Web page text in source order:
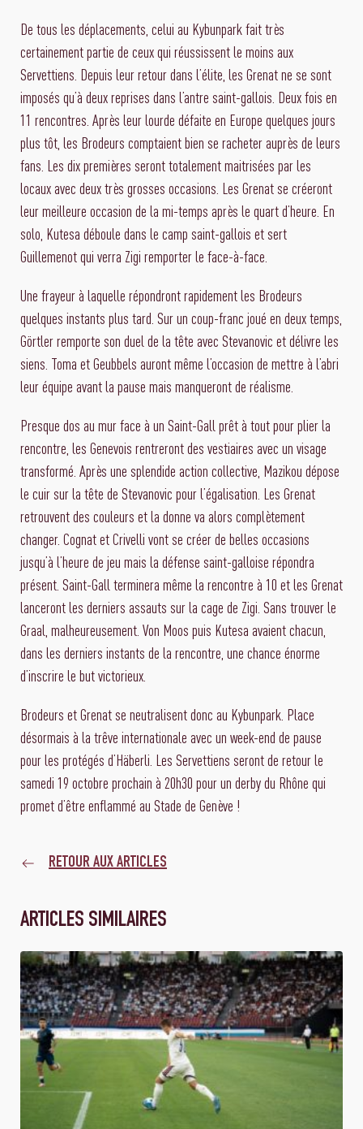
De tous les déplacements, celui au Kybunpark fait très
certainement partie de ceux qui réussissent le moins aux
Servettiens. Depuis leur retour dans l’élite, les Grenat ne se sont
imposés qu’à deux reprises dans l’antre saint-gallois. Deux fois en
11 rencontres. Après leur lourde défaite en Europe quelques jours
plus tôt, les Brodeurs comptaient bien se racheter auprès de leurs
fans. Les dix premières seront totalement maitrisées par les
locaux avec deux très grosses occasions. Les Grenat se créeront
leur meilleure occasion de la mi-temps après le quart d’heure. En
solo, Kutesa déboule dans le camp saint-gallois et sert
Guillemenot qui verra Zigi remporter le face-à-face.
Une frayeur à laquelle répondront rapidement les Brodeurs
quelques instants plus tard. Sur un coup-franc joué en deux temps,
Görtler remporte son duel de la tête avec Stevanovic et délivre les
siens. Toma et Geubbels auront même l’occasion de mettre à l’abri
leur équipe avant la pause mais manqueront de réalisme.
Presque dos au mur face à un Saint-Gall prêt à tout pour plier la
rencontre, les Genevois rentreront des vestiaires avec un visage
transformé. Après une splendide action collective, Mazikou dépose
le cuir sur la tête de Stevanovic pour l’égalisation. Les Grenat
retrouvent des couleurs et la donne va alors complètement
changer. Cognat et Crivelli vont se créer de belles occasions
jusqu’à l’heure de jeu mais la défense saint-galloise répondra
présent. Saint-Gall terminera même la rencontre à 10 et les Grenat
lanceront les derniers assauts sur la cage de Zigi. Sans trouver le
Graal, malheureusement. Von Moos puis Kutesa avaient chacun,
dans les derniers instants de la rencontre, une chance énorme
d’inscrire le but victorieux.
Brodeurs et Grenat se neutralisent donc au Kybunpark. Place
désormais à la trêve internationale avec un week-end de pause
pour les protégés d’Häberli. Les Servettiens seront de retour le
samedi 19 octobre prochain à 20h30 pour un derby du Rhône qui
promet d’être enflammé au Stade de Genève !
RETOUR AUX ARTICLES
ARTICLES SIMILAIRES